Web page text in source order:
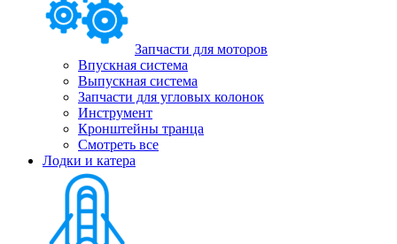
Запчасти для моторов
Впускная система
Выпускная система
Запчасти для угловых колонок
Инструмент
Кронштейны транца
Смотреть все
Лодки и катера